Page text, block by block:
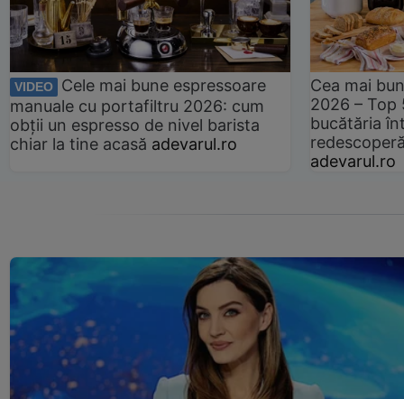
VIDEO
Cele mai bune espressoare
manuale cu portafiltru 2026: cum
obții un espresso de nivel barista
chiar la tine acasă adevarul.ro
Cea mai
2026 –
bucătăria
adevarul.ro